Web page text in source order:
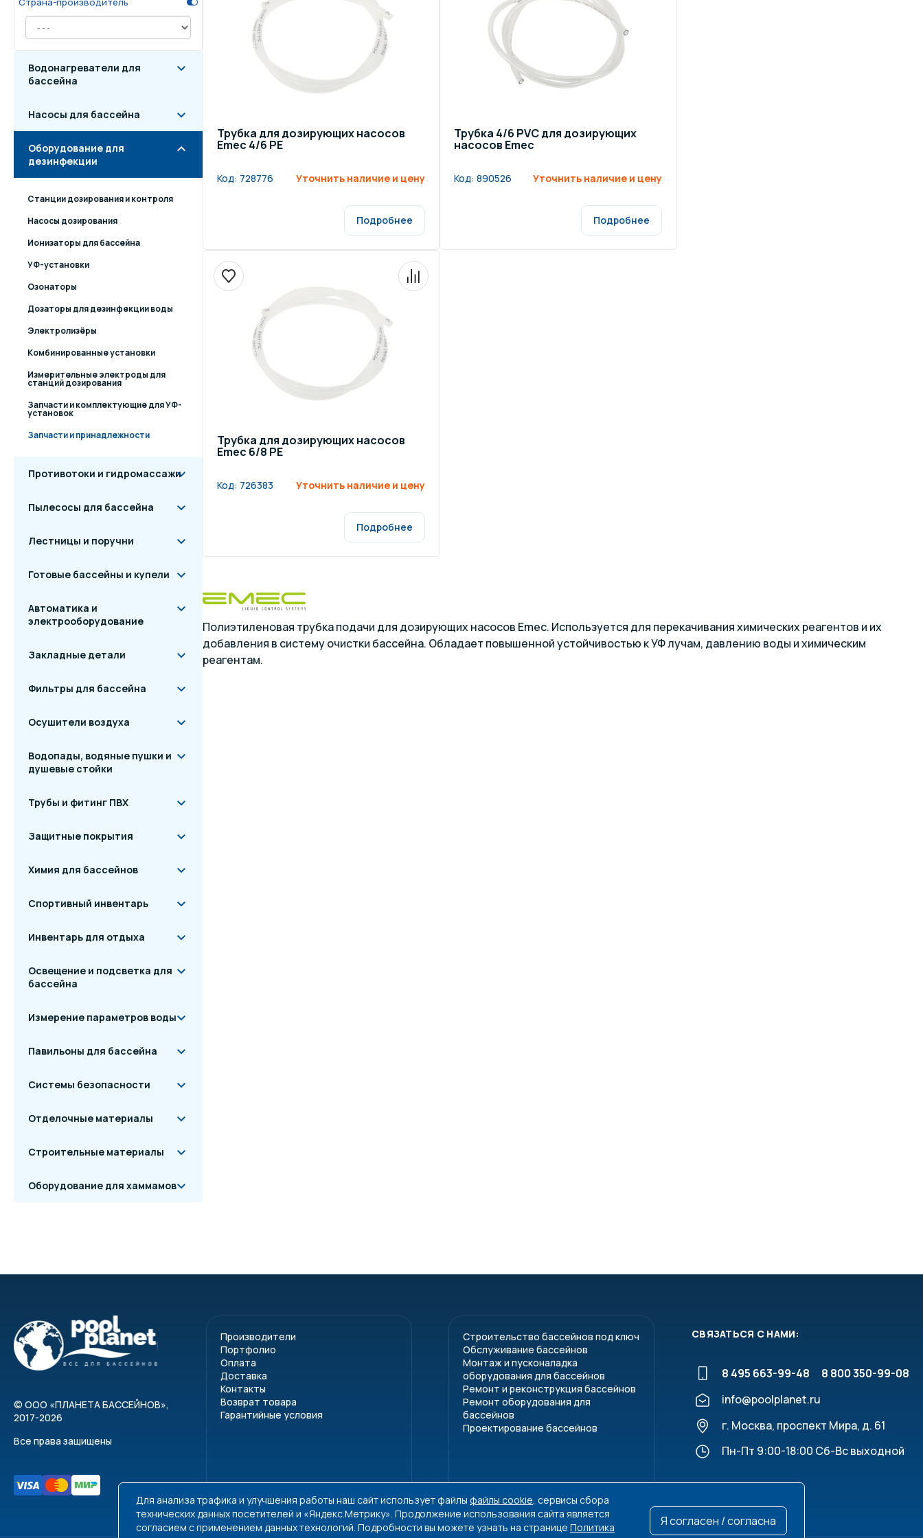
Освещение и подсветка для
Измерение параметров воды
Системы безопасности Отделочные материалы Строительные материалы
Водонагреватели для
бассейна
Насосы для бассейна
Оборудование для
дезинфекции
Станции дозирования и контроля
Насосы дозирования
Ионизаторы для бассейна
УФ-установки
Озонаторы
Дозаторы для дезинфекции воды
Электролизёры
Комбинированные установки
Измерительные электроды для
станций дозирования
Запчасти и комплектующие для УФ-
установок
Запчасти и принадлежности
Противотоки и гидромассажи
Пылесосы для бассейна
Лестницы и поручни
Готовые бассейны и купели
Автоматика и
электрооборудование
Закладные детали
Фильтры для бассейна
Осушители воздуха
Водопады, водяные пушки и
душевые стойки
Трубы и фитинг ПВХ
Защитные покрытия
Химия для бассейнов
Спортивный инвентарь
Инвентарь для отдыха
Освещение и подсветка для
бассейна
Измерение параметров воды
Павильоны для бассейна
Системы безопасности
Отделочные материалы
Строительные материалы
Оборудование для хаммамов
Трубка для дозирующих насосов
Emec 4/6 PE
Код: 728776 Уточнить наличие и цену
Подробнее
Трубка 4/6 PVC для дозирующих
насосов Emec
Код: 890526 Уточнить наличие и цену
Подробнее
Трубка для дозирующих насосов
Emec 6/8 PE
Код: 726383 Уточнить наличие и цену
Подробнее
Полиэтиленовая трубка подачи для дозирующих насосов Emec. Используется для перекачивания химических реагентов и их
добавления в систему очистки бассейна. Обладает повышенной устойчивостью к УФ лучам, давлению воды и химическим
реагентам.
© ООО «ПЛАНЕТА БАССЕЙНОВ»,
2017-2026
Все права защищены
Производители
Портфолио
Оплата
Доставка
Контакты
Возврат товара
Гарантийные условия
Строительство бассейнов под ключ
Обслуживание бассейнов
Монтаж и пусконаладка
оборудования для бассейнов
Ремонт и реконструкция бассейнов
Ремонт оборудования для
бассейнов
Проектирование бассейнов
СВЯЗАТЬСЯ С НАМИ:
8 495 663-99-48
8 800 350-99-08
info@poolplanet.ru
г. Москва, проспект Мира, д. 61
Пн-Пт 9:00-18:00 Сб-Вс выходной
Для анализа трафика и улучшения работы наш сайт использует файлы файлы cookie, сервисы сбора
технических данных посетителей и «Яндекс.Метрику». Продолжение использования сайта является
согласием с применением данных технологий. Подробности вы можете узнать на странице Политика
Я согласен / согласна